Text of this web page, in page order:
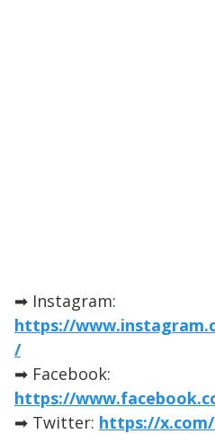
➡ Instagram:
https://
/
➡ Facebook:
https://
➡ Twitter: https://